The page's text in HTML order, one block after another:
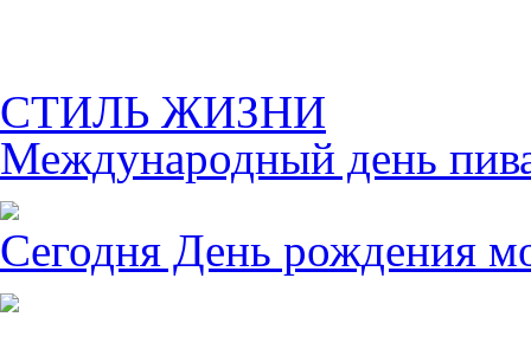
СТИЛЬ ЖИЗНИ
Международный день
Сегодня День рождения